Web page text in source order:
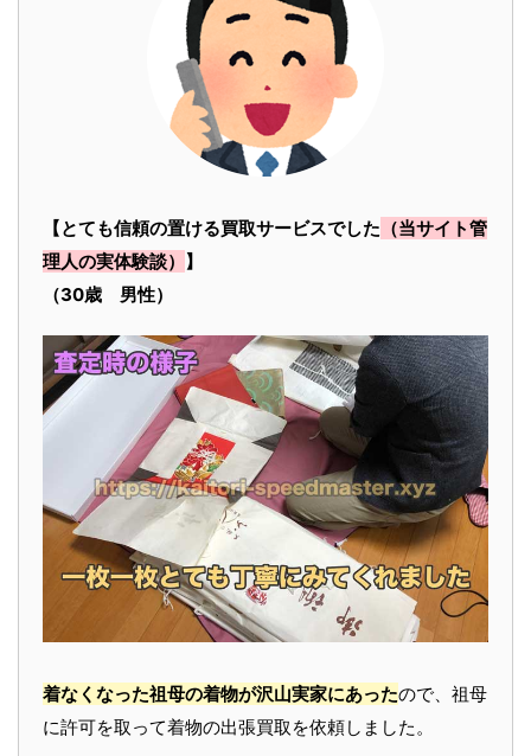
【とても信頼の置ける買取サービスでした （当サイト管
理人の実体験談） 】
（30歳 男性）
着なくなった祖母の着物が沢山実家にあったので、祖母
に許可を取って着物の出張買取を依頼しました。